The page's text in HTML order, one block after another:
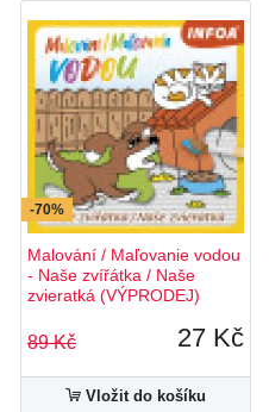
-70%
Malování / Maľovanie vodou
- Naše zvířátka / Naše
zvieratká (VÝPRODEJ)
89 Kč 27 Kč
Vložit do košíku